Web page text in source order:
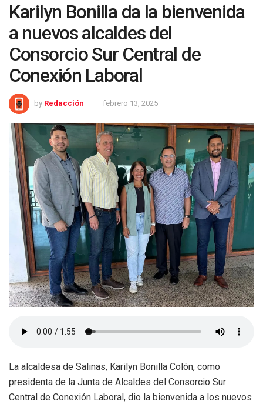
Karilyn Bonilla da la bienvenida
a nuevos alcaldes del
Consorcio Sur Central de
Conexión Laboral
by Redacción febrero 13, 2025
La alcaldesa de Salinas, Karilyn Bonilla Colón, como
presidenta de la Junta de Alcaldes del Consorcio Sur
Central de Conexión Laboral, dio la bienvenida a los nuevos